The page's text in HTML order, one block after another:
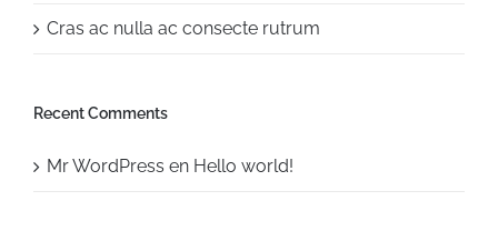
Cras ac nulla ac consecte rutrum
Recent Comments
Mr WordPress en Hello world!